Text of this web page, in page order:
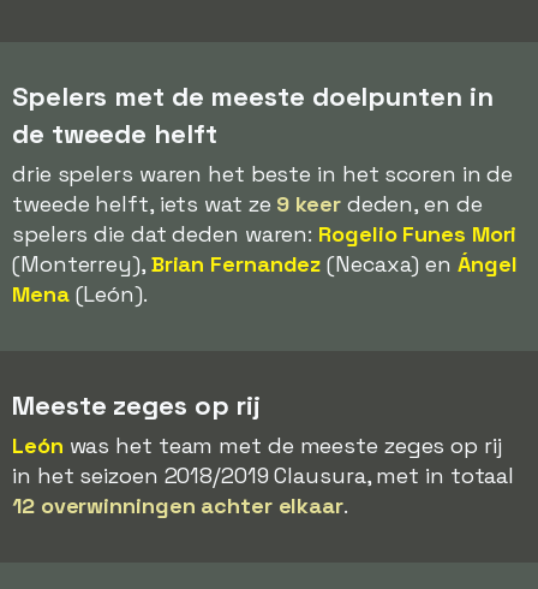
Spelers met de meeste doelpunten in
de tweede helft
drie spelers waren het beste in het scoren in de
tweede helft, iets wat ze 9 keerdeden, en de
spelers die dat deden waren: Rogelio Funes Mori
(Monterrey), Brian Fernandez (Necaxa) en Ángel
Mena(León).
Meeste zeges op rij
León was het team met de meeste zeges op rij
in het seizoen 2018/2019 Clausura, met in totaal
12 overwinningen achter elkaar.